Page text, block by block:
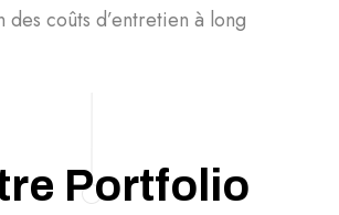
des coûts d’entretien à long
Portfolio